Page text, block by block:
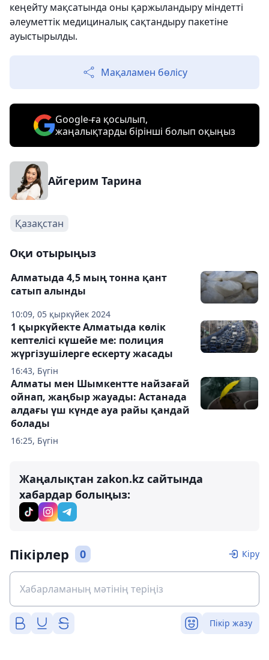
кеңейту мақсатында оны қаржыландыру міндетті
әлеуметтік медициналық сақтандыру пакетіне
ауыстырылды.
Мақаламен бөлісу
Google-ға қосылып,
жаңалықтарды бірінші болып оқыңыз
Айгерим Тарина
Қазақстан
Оқи отырыңыз
10:09, 05 қыркүйек 2024
Алматыда 4,5 мың тонна қант
сатып алынды
16:43, Бүгін
1 қыркүйекте Алматыда көлік
кептелісі күшейе ме: полиция
жүргізушілерге ескерту жасады
16:25, Бүгін
Алматы мен Шымкентте найзағай
ойнап, жаңбыр жауады: Астанада
алдағы үш күнде ауа райы қандай
болады
Жаңалықтан zakon.kz сайтында
хабардар болыңыз:
Пікірлер 0 Кіру
Пікір жазу